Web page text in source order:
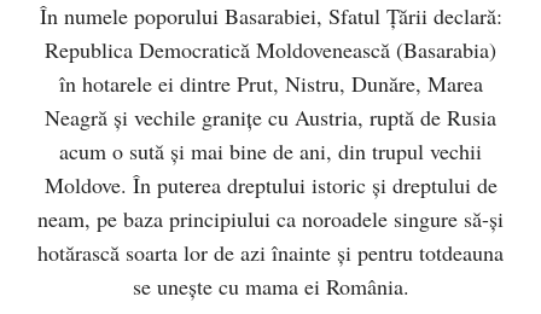
În numele poporului Basarabiei, Sfatul Ţării declară:
Republica Democratică Moldovenească (Basarabia)
în hotarele ei dintre Prut, Nistru, Dunăre, Marea
Neagră şi vechile graniţe cu Austria, ruptă de Rusia
acum o sută şi mai bine de ani, din trupul vechii
Moldove. În puterea dreptului istoric şi dreptului de
neam, pe baza principiului ca noroadele singure să-şi
hotărască soarta lor de azi înainte şi pentru totdeauna
se uneşte cu mama ei România.